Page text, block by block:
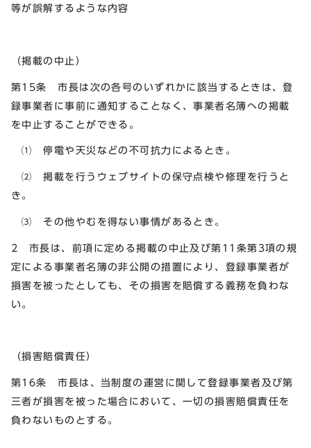
等が誤解するような内容
（掲載の中止）
第15条 市長は次の各号のいずれかに該当するときは、登
録事業者に事前に通知することなく、事業者名簿への掲載
を中止することができる。
⑴ 停電や天災などの不可抗力によるとき。
⑵ 掲載を行うウェブサイトの保守点検や修理を行うと
き。
⑶ その他やむを得ない事情があるとき。
2 市長は、前項に定める掲載の中止及び第11条第3項の規
定による事業者名簿の非公開の措置により、登録事業者が
損害を被ったとしても、その損害を賠償する義務を負わな
い。
（損害賠償責任）
第16条 市長は、当制度の運営に関して登録事業者及び第
三者が損害を被った場合において、一切の損害賠償責任を
負わないものとする。